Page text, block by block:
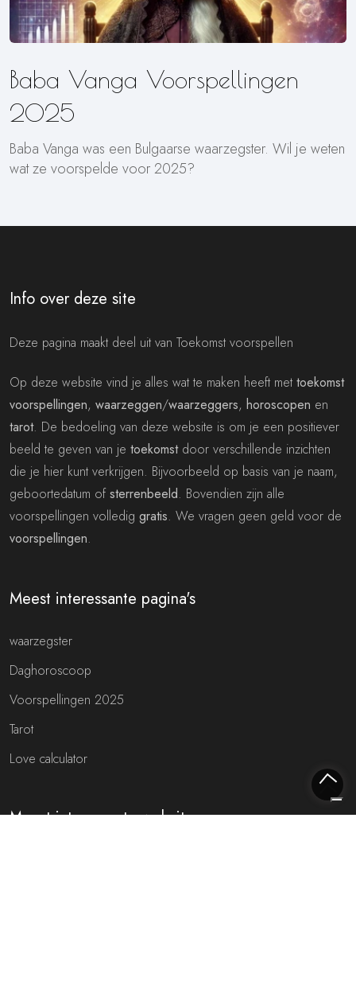
Baba Vanga Voorspellingen
2025
Baba Vanga was een Bulgaarse waarzegster. Wil je weten
wat ze voorspelde voor 2025?
Info over deze site
Deze pagina maakt deel uit van Toekomst voorspellen
Op deze website vind je alles wat te maken heeft met toekomst
voorspellingen, waarzeggen/waarzeggers, horoscopen en
tarot. De bedoeling van deze website is om je een positiever
beeld te geven van je toekomstdoor verschillende inzichten
die je hier kunt verkrijgen. Bijvoorbeeld op basis van je naam,
geboortedatum ofsterrenbeeld. Bovendien zijn alle
voorspellingen volledig gratis. We vragen geen geld voor de
voorspellingen.
Meest interessante pagina's
waarzegster
Daghoroscoop
Voorspellingen 2025
Tarot
Love calculator
Meest interessante websites